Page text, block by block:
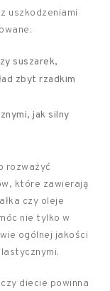
uszkodzeniami
suszarek,
zbyt rzadkim
jak silny
rozważyć
które zawierają
czy oleje
nie tylko w
ogólnej jakości
diecie powinna